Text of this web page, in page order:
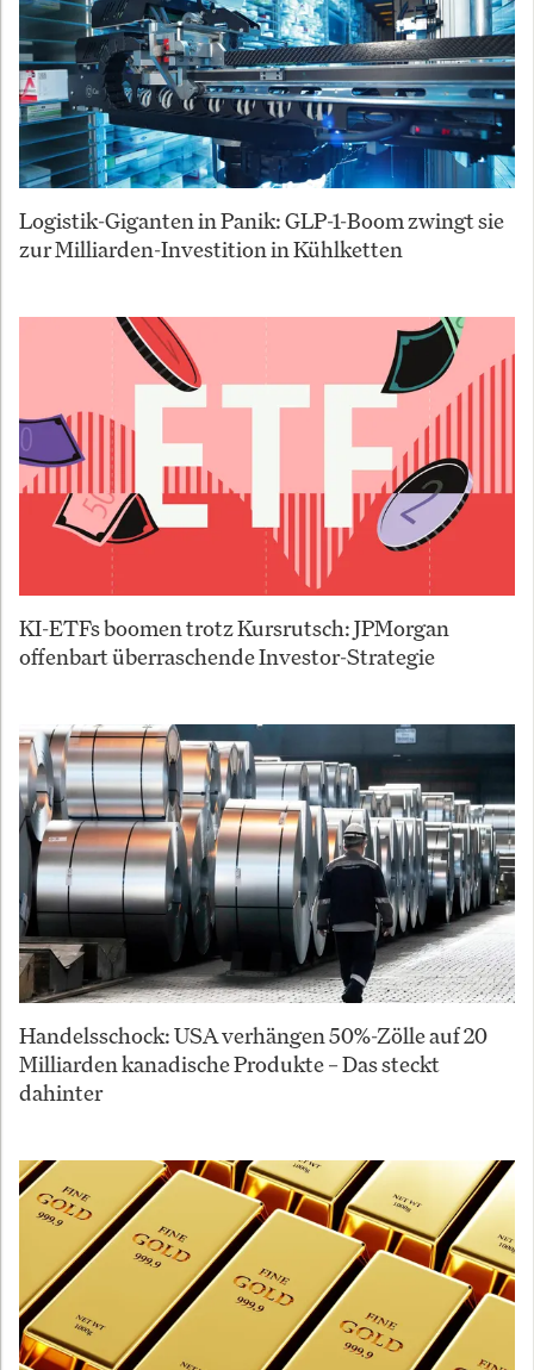
Logistik-Giganten in Panik: GLP-1-Boom zwingt sie
zur Milliarden-Investition in Kühlketten
KI-ETFs boomen trotz Kursrutsch: JPMorgan
offenbart überraschende Investor-Strategie
Handelsschock: USA verhängen 50%-Zölle auf 20
Milliarden kanadische Produkte – Das steckt
dahinter